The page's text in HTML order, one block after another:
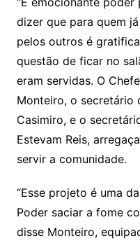
dizer que para quem
pelos outros é
questão de ficar no
eram servidas. O
Monteiro, o secretário
Casimiro, e o
Estevam Reis,
servir a comunidade.
“Esse projeto é uma
Poder saciar a fome
disse Monteiro,